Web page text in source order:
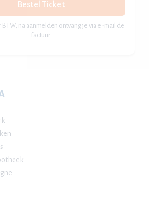
Bestel Ticket
BTW, na aanmelden ontvang je via e-mail de
factuur.